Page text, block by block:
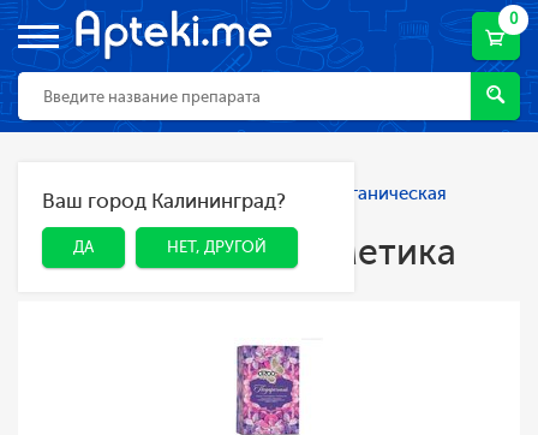
0
ДА НЕТ, ДРУГОЙ
Ваш город Калининград?
ДА НЕТ, ДРУГОЙ
Главная Каталог Косметика
Органическая
косметика
Органическая косметика